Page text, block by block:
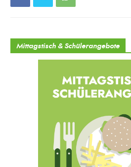
Mittagstisch & Schülerangebote